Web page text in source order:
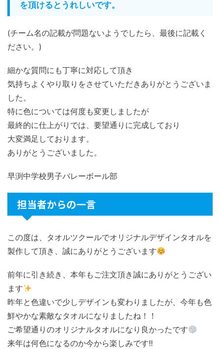
を頂けるとうれしいです。
(チーム名の記載が問題ないようでしたら、最後に記載く
ださい。)
細かな質問にも丁寧に対応して頂き
気持ちよくやり取りをさせていただきありがとうございま
した。
特に色については何度も変更しましたが
最終的に仕上がりでは、要望通りに完成しており
大変満足しております。
ありがとうございました。
早渕中学校男子バレーボール部
担当者からの一言
この度は、タオルツクールでオリジナルデザインタオルを
製作して頂き、誠にありがとうございます
前年に引き続き、本年もご注文頂き誠にありがとうござい
ます
昨年と色違いで少しデザインも変わりましたが、今年も色
鮮やかな素敵なタオルになりましたね！！
ご希望通りのオリジナルタオルになり良かったです
来年は何色になるのか今から楽しみです!!